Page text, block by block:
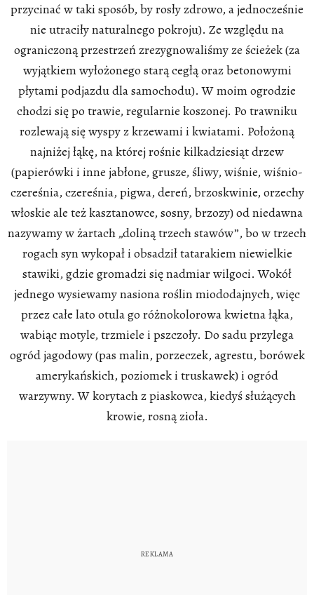
przycinać w taki sposób, by rosły zdrowo, a jednocześnie
nie utraciły naturalnego pokroju). Ze względu na
ograniczoną przestrzeń zrezygnowaliśmy ze ścieżek (za
wyjątkiem wyłożonego starą cegłą oraz betonowymi
płytami podjazdu dla samochodu). W moim ogrodzie
chodzi się po trawie, regularnie koszonej. Po trawniku
rozlewają się wyspy z krzewami i kwiatami. Położoną
najniżej łąkę, na której rośnie kilkadziesiąt drzew
(papierówki i inne jabłone, grusze, śliwy, wiśnie, wiśnio-
czereśnia, czereśnia, pigwa, dereń, brzoskwinie, orzechy
włoskie ale też kasztanowce, sosny, brzozy) od niedawna
nazywamy w żartach „doliną trzech stawów”, bo w trzech
rogach syn wykopał i obsadził tatarakiem niewielkie
stawiki, gdzie gromadzi się nadmiar wilgoci. Wokół
jednego wysiewamy nasiona roślin miododajnych, więc
przez całe lato otula go różnokolorowa kwietna łąka,
wabiąc motyle, trzmiele i pszczoły. Do sadu przylega
ogród jagodowy (pas malin, porzeczek, agrestu, borówek
amerykańskich, poziomek i truskawek) i ogród
warzywny. W korytach z piaskowca, kiedyś służących
krowie, rosną zioła.